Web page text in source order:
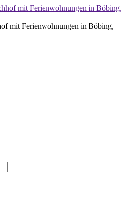
mit Ferienwohnungen in Böbing,